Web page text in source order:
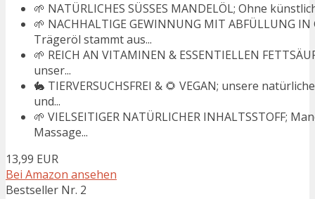
🌱 NATÜRLICHES SÜSSES MANDELÖL; Ohne
🌱 NACHHALTIGE GEWINNUNG MIT ABFÜLLUNG
Trägeröl stammt aus...
🌱 REICH AN VITAMINEN & ESSENTIELLEN
unser...
🐇 TIERVERSUCHSFREI & 🌻 VEGAN; unsere
und...
🌱 VIELSEITIGER NATÜRLICHER INHALTSSTOFF;
Massage...
13,99 EUR
Bei Amazon ansehen
Bestseller Nr. 2